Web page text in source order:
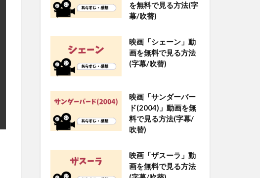
を無料で見る方法(字
幕/吹替)
映画「シェーン」動
画を無料で見る方法
(字幕/吹替)
映画「サンダーバー
ド(2004)」動画を無
料で見る方法(字幕/
吹替)
映画「ザスーラ」動
画を無料で見る方法